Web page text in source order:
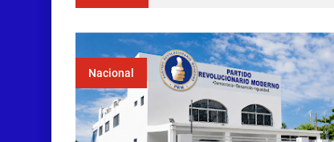
Nacional